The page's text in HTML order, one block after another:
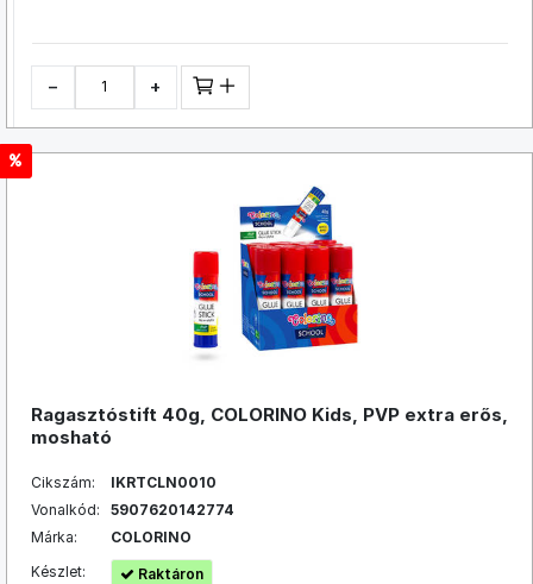
− +
Ragasztóstift 40g, COLORINO Kids, PVP extra erős,
mosható
Cikszám:
IKRTCLN0010
Vonalkód:
5907620142774
Márka:
COLORINO
Készlet:
Raktáron